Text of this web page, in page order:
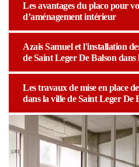
Les avantages du placo pour
d’aménagement intérieur
Azais Samuel et l'installation
de Saint Leger De Balson dans
Les travaux de mise en place
dans la ville de Saint Leger De